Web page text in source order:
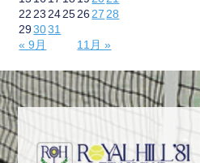
« 9月 11月 »
22 23 242526 27 28
293031